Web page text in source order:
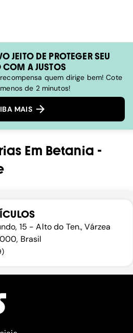
JEITO DE PROTEGER SEU
COM A JUSTOS
quem dirige bem! Cote
de 2 minutos!
MAIS
Em Betania -
15 - Alto do Ten., Várzea
Brasil
)